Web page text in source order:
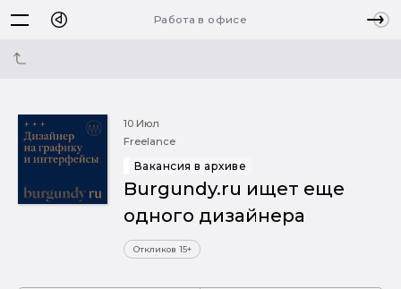
Работа в офисе
10 Июл
Freelance
Вакансия в архиве
Burgundy.ru ищет еще
одного дизайнера
Откликов 15+